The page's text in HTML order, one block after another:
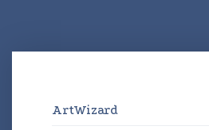
ArtWizard